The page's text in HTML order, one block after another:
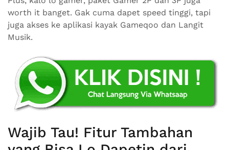
worth it banget. Gak cuma dapet speed tinggi, tapi
juga akses ke aplikasi kayak Gameqoo dan Langit
Musik.
Wajib Tau! Fitur Tambahan